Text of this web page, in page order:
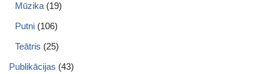
Mūzika (19)
Putni (106)
Teātris (25)
Publikācijas (43)